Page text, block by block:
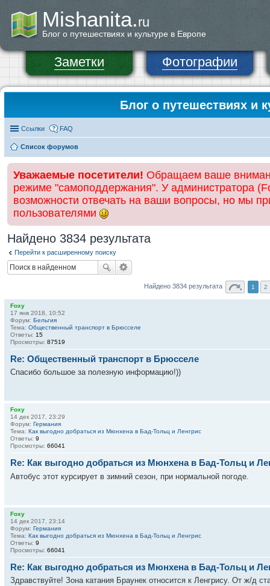
Mishanita.ru
Блог о путешествиях и культуре в Европе
Заметки Фотографии
Блог о путешествиях и
Ссылки FAQ
Список форумов
Уважаемые посетители! Обращаем ваше
режиме "самоподдержания". У администратора
возможности отвечать на ваши вопросы, но мы
пользователями
Найдено 3834 результата
Перейти к расширенному поиску
Найдено 3834 результата 1 2
Foxy
17 янв 2018, 10:52
Форум: Бельгия
Тема: Общественный транспорт в Брюсселе
Ответы: 15
Просмотры: 87519
Re: Общественный транспорт в Брюсселе
Спасибо большое за полезную информацию!))
Foxy
14 дек 2017, 23:29
Форум: Германия
Тема: Как выгодно добраться из Мюнхена в Бад-Тольц и Ленгрис
Ответы: 9
Просмотры: 66041
Re: Как выгодно добраться из Мюнхена в Бад-Тольц и
Автобус этот курсирует в зимний сезон, при нормальной погоде.
Foxy
14 дек 2017, 23:14
Форум: Германия
Тема: Как выгодно добраться из Мюнхена в Бад-Тольц и Ленгрис
Ответы: 9
Просмотры: 66041
Re: Как выгодно добраться из Мюнхена в Бад-Тольц и
Здравствуйте! Зона катания Браунек относится к Ленгрису. От ж/д